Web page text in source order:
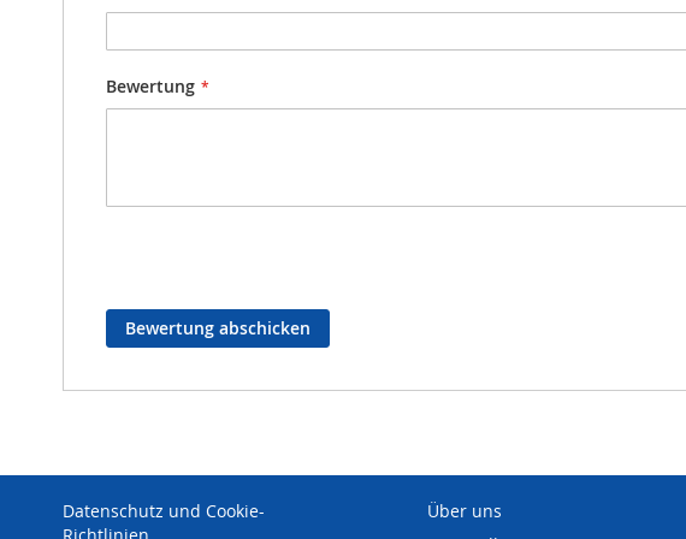
Bewertung
Bewertung abschicken
Datenschutz und Cookie-
Über uns